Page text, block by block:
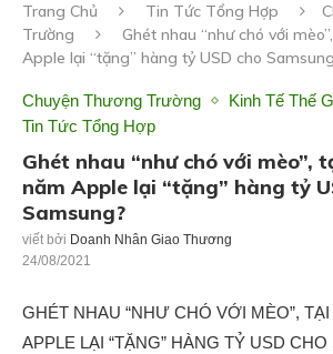
Trang Chủ Tin Tức Tổng Hợp
Trường
Ghét nhau “như chó với
Apple lại “tặng” hàng tỷ USD cho
Chuyện Thương Trường
Kinh Tế Thế
Tin Tức Tổng Hợp
Ghét nhau “như chó với mèo”,
năm Apple lại “tặng” hàng tỷ
Samsung?
viết bởi Doanh Nhân Giao Thương
24/08/2021
GHÉT NHAU “NHƯ CHÓ VỚI MÈO”,
APPLE LẠI “TẶNG” HÀNG TỶ USD